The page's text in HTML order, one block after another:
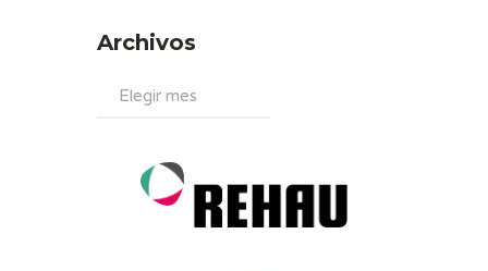
Archivos
Archivos